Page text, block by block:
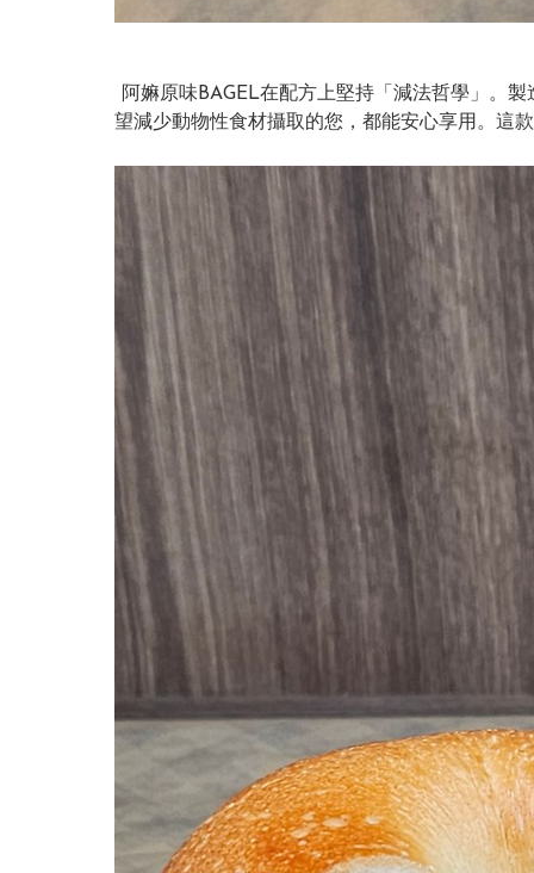
阿嫲原味BAGEL在配方上堅持「減法哲學」。
望減少動物性食材攝取的您，都能安心享用。這